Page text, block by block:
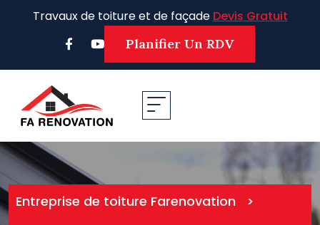
Travaux de toiture et de façade Devis Gratuit
Planifier Un RDV
Entreprise de toiture Farenovation
>